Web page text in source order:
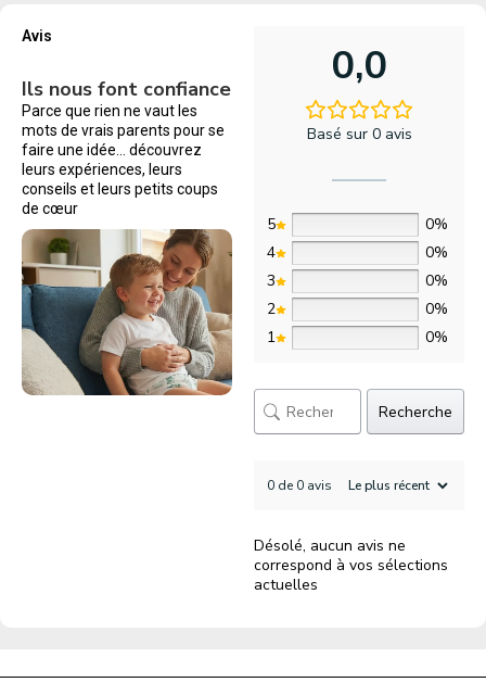
Avis
Ils nous font confiance
Parce que rien ne vaut les
mots de vrais parents pour se
faire une idée… découvrez
leurs expériences, leurs
conseils et leurs petits coups
de cœur
0,0
Basé sur 0 avis
5
0%
4
0%
3
0%
2
0%
1
0%
Recherche
0 de 0 avis
Désolé, aucun avis ne
correspond à vos sélections
actuelles